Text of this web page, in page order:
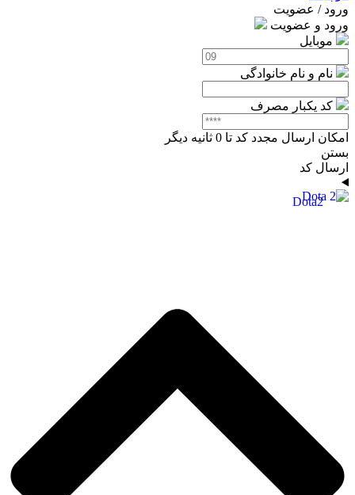
ورود / عضویت
ورود و عضویت
موبایل
نام و نام خانوادگی
کد یکبار مصرف
امکان ارسال مجدد کد تا 0 ثانیه دیگر
بستن
ارسال کد
Dota2